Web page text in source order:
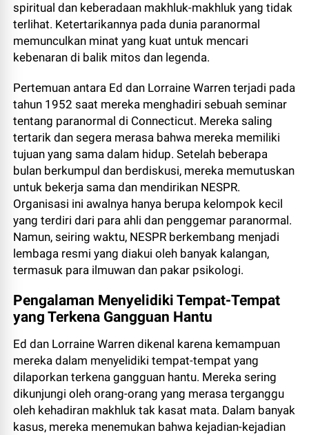
spiritual dan keberadaan makhluk-makhluk yang tidak
terlihat. Ketertarikannya pada dunia paranormal
memunculkan minat yang kuat untuk mencari
kebenaran di balik mitos dan legenda.
Pertemuan antara Ed dan Lorraine Warren terjadi pada
tahun 1952 saat mereka menghadiri sebuah seminar
tentang paranormal di Connecticut. Mereka saling
tertarik dan segera merasa bahwa mereka memiliki
tujuan yang sama dalam hidup. Setelah beberapa
bulan berkumpul dan berdiskusi, mereka memutuskan
untuk bekerja sama dan mendirikan NESPR.
Organisasi ini awalnya hanya berupa kelompok kecil
yang terdiri dari para ahli dan penggemar paranormal.
Namun, seiring waktu, NESPR berkembang menjadi
lembaga resmi yang diakui oleh banyak kalangan,
termasuk para ilmuwan dan pakar psikologi.
Pengalaman Menyelidiki Tempat-Tempat
yang Terkena Gangguan Hantu
Ed dan Lorraine Warren dikenal karena kemampuan
mereka dalam menyelidiki tempat-tempat yang
dilaporkan terkena gangguan hantu. Mereka sering
dikunjungi oleh orang-orang yang merasa terganggu
oleh kehadiran makhluk tak kasat mata. Dalam banyak
kasus, mereka menemukan bahwa kejadian-kejadian